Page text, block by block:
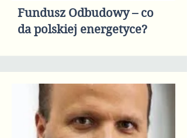
Fundusz Odbudowy – co
da polskiej energetyce?